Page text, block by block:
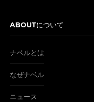
ABOUTについて
ナベルとは
なぜナベル
ニュース